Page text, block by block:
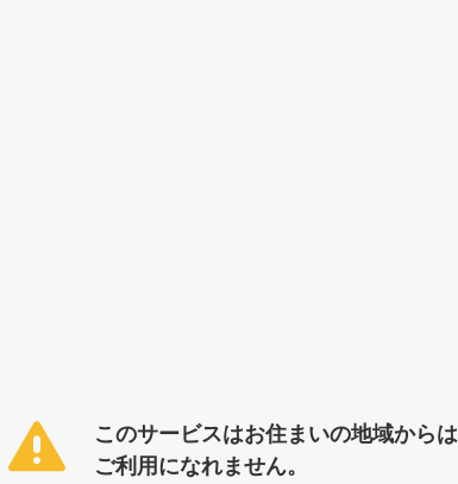
このサービスはお住まいの地域からは
ご利用になれません。